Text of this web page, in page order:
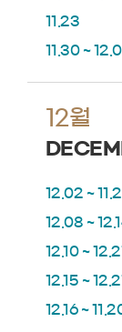
11.23
11.30 ~
12월
12.02 ~
12.08 ~
12.10 ~
12.15 ~
12.16 ~